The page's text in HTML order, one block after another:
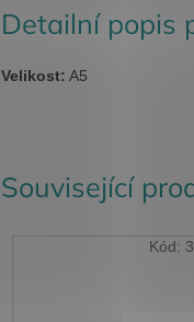
Související
Kód:
Detailní popis
Velikost: A5